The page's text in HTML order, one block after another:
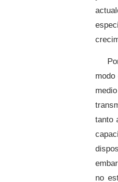
tanto
no